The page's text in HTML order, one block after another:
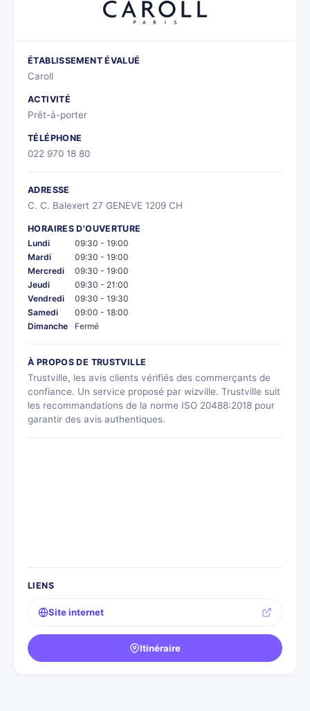
ÉTABLISSEMENT ÉVALUÉ
Caroll
ACTIVITÉ
Prêt-à-porter
TÉLÉPHONE
022 970 18 80
ADRESSE
C. C. Balexert 27 GENEVE 1209 CH
HORAIRES D'OUVERTURE
Lundi
09:30 - 19:00
Mardi
09:30 - 19:00
Mercredi
09:30 - 19:00
Jeudi
09:30 - 21:00
Vendredi
09:30 - 19:30
Samedi
09:00 - 18:00
Dimanche
Fermé
À PROPOS DE TRUSTVILLE
Trustville, les avis clients vérifiés des commerçants de
confiance. Un service proposé par wizville. Trustville suit
les recommandations de la norme ISO 20488:2018 pour
garantir des avis authentiques.
LIENS
Site internet
Itinéraire